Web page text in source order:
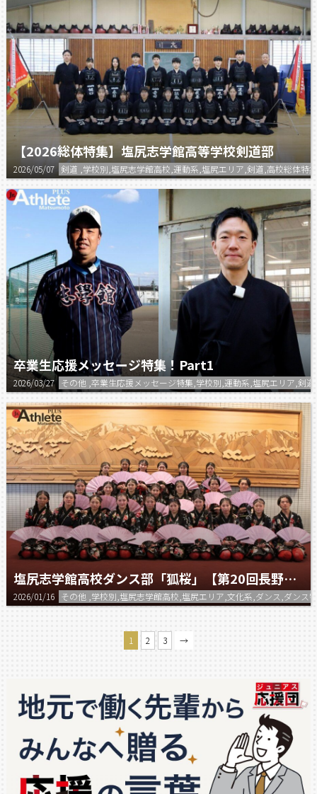
【2026総体特集】塩尻志学館高等学校剣道部
2026/05/07 剣道 ,学校別,塩尻志学館高校,運動系,塩尻エリア,剣道,高校総体特
卒業生応援メッセージ特集！Part1
2026/03/27 その他 ,卒業生応援メッセージ特集,学校別,運動系,塩尻エリア,剣
塩尻志学館高校ダンス部「狐桜」【第20回長野県高等学校ダンスフェスティバル】
2026/01/16 その他 ,学校別,塩尻志学館高校,塩尻エリア,文化系,ダンス,ダンス
1 2 3 →